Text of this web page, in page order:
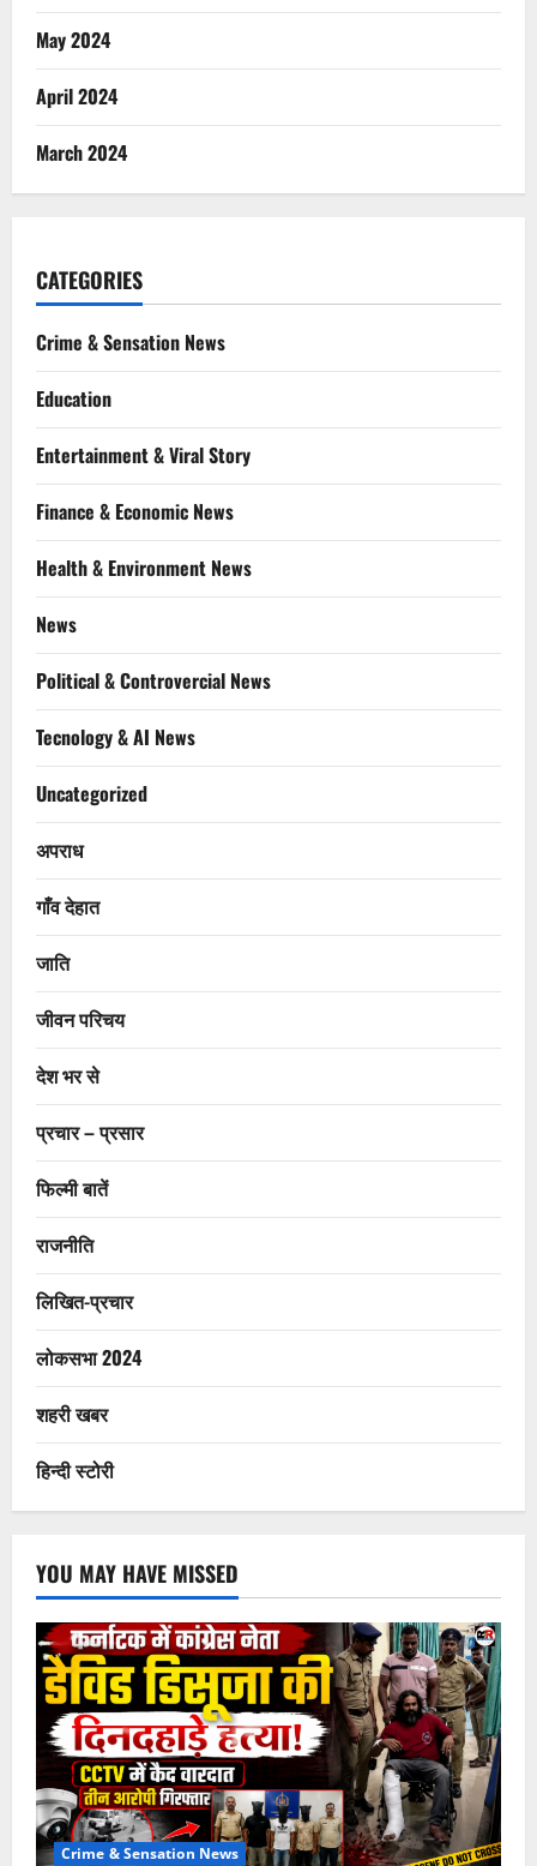
May 2024
April 2024
March 2024
CATEGORIES
Crime & Sensation News
Education
Entertainment & Viral Story
Finance & Economic News
Health & Environment News
News
Political & Controvercial News
Tecnology & AI News
Uncategorized
अपराध
गाँव देहात
जाति
जीवन परिचय
देश भर से
प्रचार – प्रसार
फिल्मी बातें
राजनीति
लिखित-प्रचार
लोकसभा 2024
शहरी खबर
हिन्दी स्टोरी
YOU MAY HAVE MISSED
Crime & Sensation News